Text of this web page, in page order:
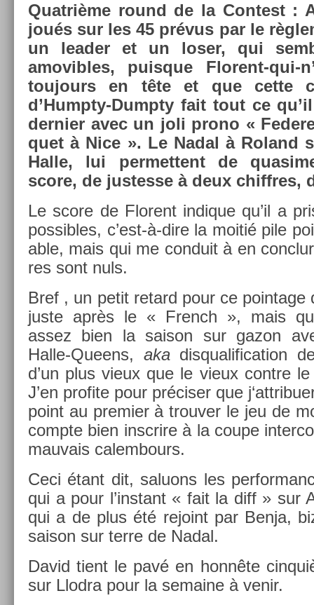
Quat­rième round de la Con­test :
joués sur les 45 prévus par le
un lead­er et un loser, qui
amovib­les, puis­que Florent-qui-
toujours en tête et que cette
d’Humpty-Dumpty fait tout ce
de­rni­er avec un joli prono «
quet à Nice ». Le Nadal à Roland
Halle, lui per­met­tent de
score, de just­es­se à deux chiffres,
Le score de Florent in­dique qu’il a
pos­sibles, c’est-à-dire la moitié pile
able, mais qui me con­duit à en
res sont nuls.
Bref , un petit re­tard pour ce poin­tage
juste après le « French », mais
assez bien la saison sur gazon
Halle-Queens, akadis­qualifica­tion
d’un plus vieux que le vieux con­tre
J’en pro­fite pour préciser que
point au pre­mi­er à trouv­er le jeu de
com­pte bien in­scrire à la coupe
mauvais calem­bours.
Ceci étant dit, saluons les
qui a pour l’instant « fait la diff » sur
qui a de plus été re­joint par Benja,
saison sur terre de Nadal.
David tient le pavé en honnête
sur Llod­ra pour la semaine à venir.